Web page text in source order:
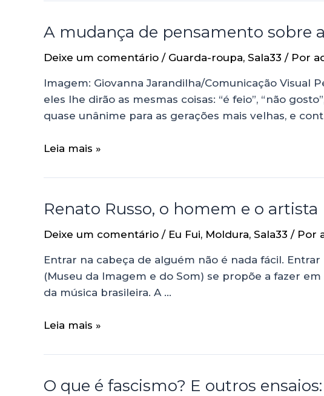
A mudança de pensamento sobre
Deixe um comentário / Guarda-roupa, Sala33 / Por
Imagem: Giovanna Jarandilha/Comunicação Visual
eles lhe dirão as mesmas coisas: “é feio”, “não
quase unânime para as gerações mais velhas, e
Leia mais »
Renato Russo, o homem e o artista
Deixe um comentário / Eu Fui, Moldura, Sala33 / Por
Entrar na cabeça de alguém não é nada fácil.
(Museu da Imagem e do Som) se propõe a fazer
da música brasileira. A …
Leia mais »
O que é fascismo? E outros